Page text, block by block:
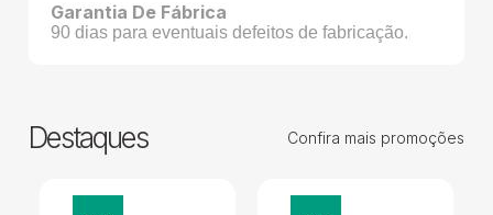
Garantia De Fábrica
90 dias para eventuais defeitos de fabricação.
Destaques Confira mais promoções